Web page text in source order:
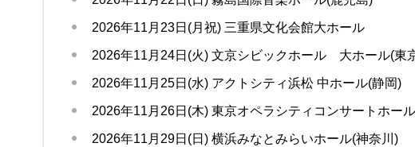
2026年11月23日(月祝) 三重県文化会館大ホール
2026年11月24日(火) 文京シビックホール 大ホール(東
2026年11月25日(水) アクトシティ浜松 中ホール(静岡)
2026年11月26日(木) 東京オペラシティコンサートホール
2026年11月29日(日) 横浜みなとみらいホール(神奈川)